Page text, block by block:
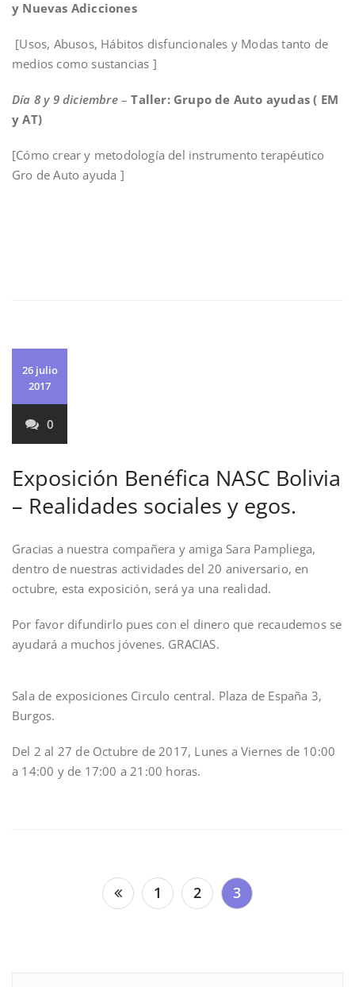
y Nuevas Adicciones
[Usos, Abusos, Hábitos disfuncionales y Modas tanto de
medios como sustancias ]
Día 8 y 9 diciembre–Taller: Grupo de Auto ayudas ( EM
y AT)
[Cómo crear y metodología del instrumento terapéutico
Gro de Auto ayuda ]
26 julio
2017
0
Exposición Benéfica NASC Bolivia
– Realidades sociales y egos.
Gracias a nuestra compañera y amiga Sara Pampliega,
dentro de nuestras actividades del 20 aniversario, en
octubre, esta exposición, será ya una realidad.
Por favor difundirlo pues con el dinero que recaudemos se
ayudará a muchos jóvenes. GRACIAS.
Sala de exposiciones Circulo central. Plaza de España 3,
Burgos.
Del 2 al 27 de Octubre de 2017, Lunes a Viernes de 10:00
a 14:00 y de 17:00 a 21:00 horas.
Navegación
1 2 3